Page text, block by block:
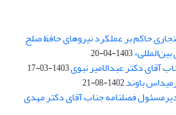
حاکم بر عملکرد نیروهای حافظ صلح
1403-04-20
آقای دکتر عبدالامیر نبوی1403-03-17
باوند1402-08-21
فصلنامه جناب آقای دکتر مهدی